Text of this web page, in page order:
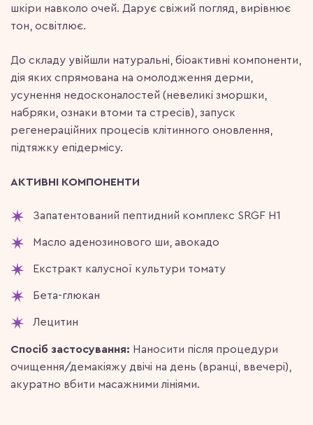
шкіри навколо очей. Дарує свіжий погляд, вирівнює
тон, освітлює.
До складу увійшли натуральні, біоактивні компоненти,
дія яких спрямована на омолодження дерми,
усунення недосконалостей (невеликі зморшки,
набряки, ознаки втоми та стресів), запуск
регенераційних процесів клітинного оновлення,
підтяжку епідермісу.
АКТИВНІ КОМПОНЕНТИ
Запатентований пептидний комплекс SRGF H1
Масло аденозинового ши, авокадо
Екстракт калусної культури томату
Бета-глюкан
Лецитин
Спосіб застосування: Наносити після процедури
очищення/демакіяжу двічі на день (вранці, ввечері),
акуратно вбити масажними лініями.